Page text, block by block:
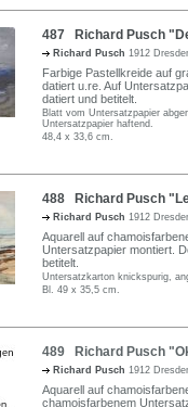
487 Richard Pusch
Richard Pusch 1912
Farbige Pastellkreide auf
datiert u.re. Auf
datiert und betitelt.
Blatt vom Untersatzpapier
Untersatzpapier haftend.
48,4 x 33,6 cm.
488 Richard Pusch
Richard Pusch 1912
Aquarell auf
Untersatzpapier montiert.
betitelt.
Untersatzkarton knickspurig,
Bl. 49 x 35,5 cm.
489 Richard Pusch
Richard Pusch 1912
Aquarell auf
chamoisfarbenem